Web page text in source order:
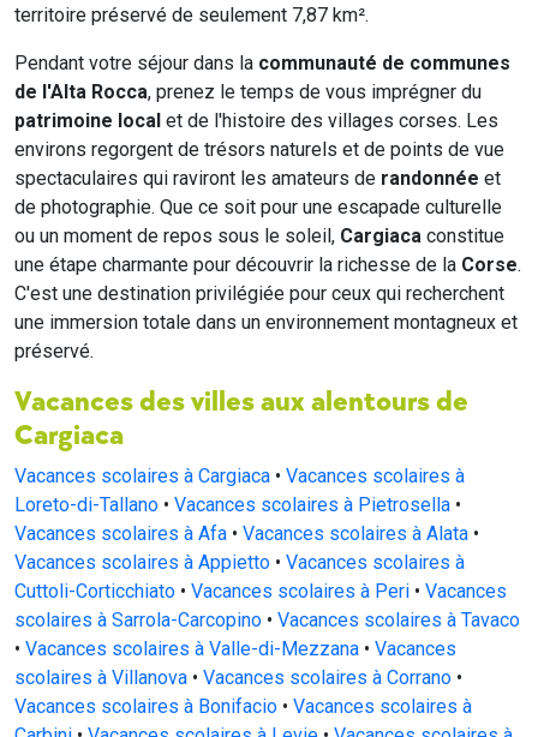
territoire préservé de seulement 7,87 km².
Pendant votre séjour dans la communauté de communes
de l'Alta Rocca, prenez le temps de vous imprégner du
patrimoine local et de l'histoire des villages corses. Les
environs regorgent de trésors naturels et de points de vue
spectaculaires qui raviront les amateurs de randonnée et
de photographie. Que ce soit pour une escapade culturelle
ou un moment de repos sous le soleil, Cargiaca constitue
une étape charmante pour découvrir la richesse de la Corse.
C'est une destination privilégiée pour ceux qui recherchent
une immersion totale dans un environnement montagneux et
préservé.
Vacances des villes aux alentours de
Cargiaca
Vacances scolaires à Cargiaca • Vacances scolaires à
Loreto-di-Tallano • Vacances scolaires à Pietrosella •
Vacances scolaires à Afa • Vacances scolaires à Alata •
Vacances scolaires à Appietto • Vacances scolaires à
Cuttoli-Corticchiato • Vacances scolaires à Peri • Vacances
scolaires à Sarrola-Carcopino • Vacances scolaires à Tavaco
• Vacances scolaires à Valle-di-Mezzana • Vacances
scolaires à Villanova • Vacances scolaires à Corrano •
Vacances scolaires à Bonifacio • Vacances scolaires à